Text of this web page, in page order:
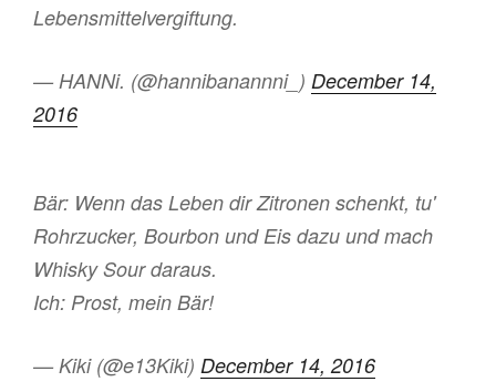
Lebensmittelvergiftung.
— HANNi. (@hannibanannni_) December 14,
2016
Bär: Wenn das Leben dir Zitronen schenkt, tu'
Rohrzucker, Bourbon und Eis dazu und mach
Whisky Sour daraus.
Ich: Prost, mein Bär!
— Kiki (@e13Kiki) December 14, 2016